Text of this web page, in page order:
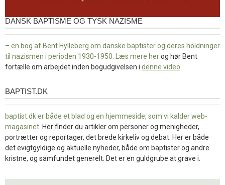
DANSK BAPTISME OG TYSK NAZISME
– en bog af Bent Hylleberg om danske baptister og deres holdninger
til nazismen i perioden 1930-1950. Læs mere herog hør Bent
fortælle om arbejdet inden bogudgivelsen i denne video
baptist.dk
BAPTIST.DK
baptist.dk er både et blad og en hjemmeside, som vi kalder web-
magasinet . Her finder du artikler om personer og menigheder,
portrætter og reportager, det brede kirkeliv og debat. Her er både
det evigtgyldige og aktuelle nyheder, både om baptister og andre
kristne, og samfundet generelt. Det er en guldgrube at grave i.